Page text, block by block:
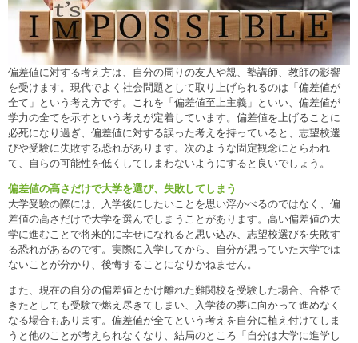
偏差値に対する考え方は、自分の周りの友人や親、塾講師、教師の影響
を受けます。現代でよく社会問題として取り上げられるのは「偏差値が
全て」という考え方です。これを「偏差値至上主義」といい、偏差値が
学力の全てを示すという考えが定着しています。偏差値を上げることに
必死になり過ぎ、偏差値に対する誤った考えを持っていると、志望校選
びや受験に失敗する恐れがあります。次のような固定観念にとらわれ
て、自らの可能性を低くしてしまわないようにすると良いでしょう。
偏差値の高さだけで大学を選び、失敗してしまう
大学受験の際には、入学後にしたいことを思い浮かべるのではなく、偏
差値の高さだけで大学を選んでしまうことがあります。高い偏差値の大
学に進むことで将来的に幸せになれると思い込み、志望校選びを失敗す
る恐れがあるのです。実際に入学してから、自分が思っていた大学では
ないことが分かり、後悔することになりかねません。
また、現在の自分の偏差値とかけ離れた難関校を受験した場合、合格で
きたとしても受験で燃え尽きてしまい、入学後の夢に向かって進めなく
なる場合もあります。偏差値が全てという考えを自分に植え付けてしま
うと他のことが考えられなくなり、結局のところ「自分は大学に進学し